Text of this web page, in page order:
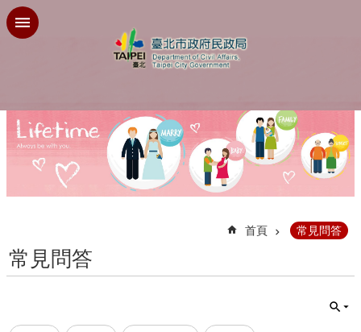
跳到主要內容區塊
首頁 常見問答
常見問答